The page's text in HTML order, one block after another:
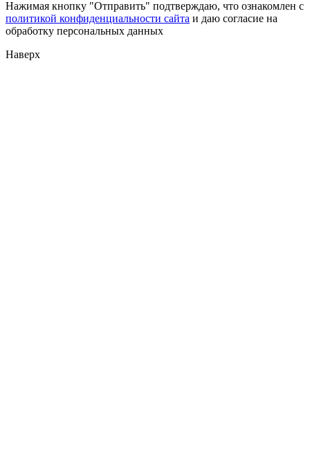
Нажимая кнопку "Отправить" подтверждаю, что ознакомлен с
политикой конфиденциальности сайта и даю согласие на
обработку персональных данных
Наверх